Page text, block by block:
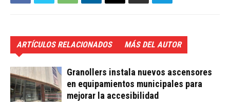
ARTÍCULOS RELACIONADOS MÁS DEL AUTOR
Granollers instala nuevos ascensores
en equipamientos municipales para
mejorar la accesibilidad